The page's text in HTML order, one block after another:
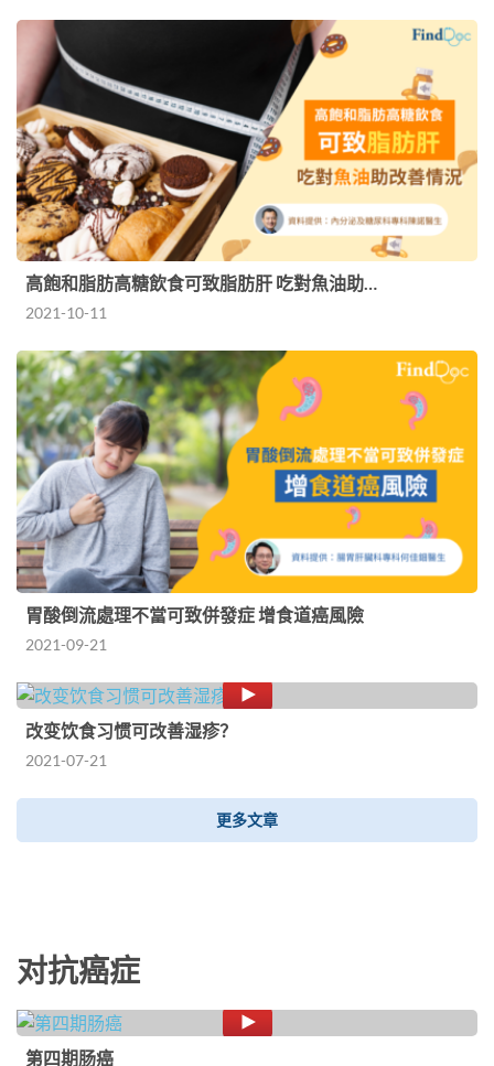
高飽和脂肪高糖飲食可致脂肪肝 吃對魚油助…
2021-10-11
胃酸倒流處理不當可致併發症 增食道癌風險
2021-09-21
改变饮食习惯可改善湿疹？
2021-07-21
更多文章
对抗癌症
第四期肠癌